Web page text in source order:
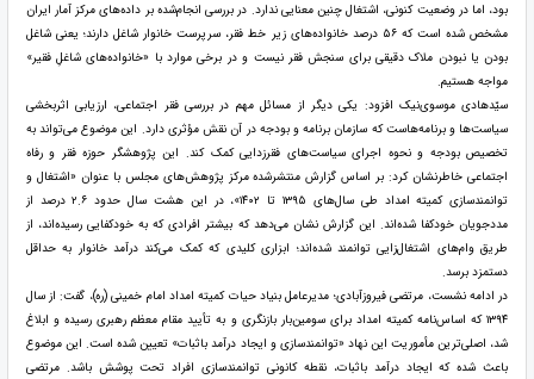
بود، اما در وضعیت کنونی، اشتغال چنین معنایی ندارد. در بررسی انجام‌شده بر داده‌های مرکز آمار ایران
مشخص شده است که ۵۶ درصد خانواده‌های زیر خط فقر، سرپرست خانوار شاغل دارند؛ یعنی شاغل
بودن یا نبودن ملاک دقیقی برای سنجش فقر نیست و در برخی موارد با «خانواده‌های شاغلِ فقیر»
مواجه هستیم.
سیّدهادی موسوی‌نیک افزود: یکی دیگر از مسائل مهم در بررسی فقر اجتماعی، ارزیابی اثربخشی
سیاست‌ها و برنامه‌هاست که سازمان برنامه و بودجه در آن نقش مؤثری دارد. این موضوع می‌تواند به
تخصیص بودجه و نحوه اجرای سیاست‌های فقرزدایی کمک کند. این پژوهشگر حوزه فقر و رفاه
اجتماعی خاطرنشان کرد: بر اساس گزارش منتشرشده مرکز پژوهش‌های مجلس با عنوان «اشتغال و
توانمندسازی کمیته امداد طی سال‌های ۱۳۹۵ تا ۱۴۰۲»، در این هشت سال حدود ۲.۶ درصد از
مددجویان خودکفا شده‌اند. این گزارش نشان می‌دهد که بیشتر افرادی که به خودکفایی رسیده‌اند، از
طریق وام‌های اشتغال‌زایی توانمند شده‌اند؛ ابزاری کلیدی که کمک می‌کند درآمد خانوار به حداقل
دستمزد برسد.
در ادامه نشست، مرتضی فیروزآبادی؛ مدیرعامل بنیاد حیات کمیته امداد امام خمینی (ره)، گفت: از سال
۱۳۹۴ که اساس‌نامه کمیته امداد برای سومین‌بار بازنگری و به تأیید مقام معظم رهبری رسیده و ابلاغ
شد، اصلی‌ترین مأموریت این نهاد «توانمندسازی و ایجاد درآمد باثبات» تعیین شده است. این موضوع
باعث شده که ایجاد درآمد باثبات، نقطه کانونی توانمندسازی افراد تحت پوشش باشد. مرتضی